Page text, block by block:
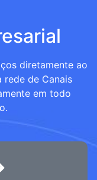
diretamente ao
rede de Canais
em todo